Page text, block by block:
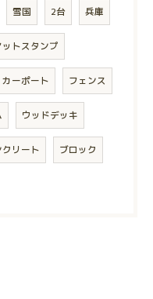
雪国 2台 兵庫
ットスタンプ
カーポート フェンス
ウッドデッキ
クリート ブロック